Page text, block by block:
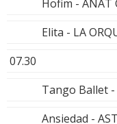
Hofim - ANAT
Elita - LA
07.30
Tango Ballet -
Ansiedad -